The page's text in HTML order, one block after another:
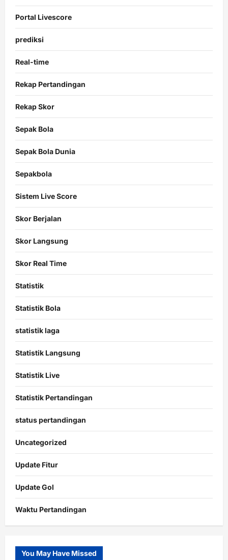
Portal Livescore
prediksi
Real-time
Rekap Pertandingan
Rekap Skor
Sepak Bola
Sepak Bola Dunia
Sepakbola
Sistem Live Score
Skor Berjalan
Skor Langsung
Skor Real Time
Statistik
Statistik Bola
statistik laga
Statistik Langsung
Statistik Live
Statistik Pertandingan
status pertandingan
Uncategorized
Update Fitur
Update Gol
Waktu Pertandingan
Slot
Gacor
You May Have Missed